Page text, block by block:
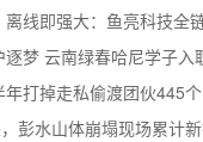
年打掉走私偷渡团伙445个